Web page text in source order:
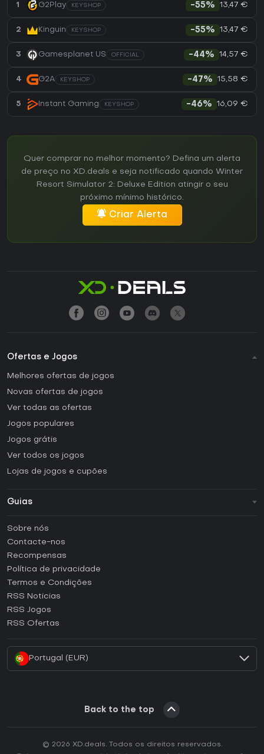
1 G2Play KEYSHOP -55% 13,47 €
2 Kinguin KEYSHOP -55% 13,47 €
3 Gamesplanet US OFFICIAL -44% 14,57 €
4 G2A KEYSHOP -47% 15,58 €
5 Instant Gaming KEYSHOP -46% 16,09 €
Quer comprar no melhor momento? Defina um alerta
de preço no XD.deals e seja notificado quando Winter
Resort Simulator 2: Deluxe Edition atingir o seu
próximo mínimo histórico.
Criar Alerta
Ofertas e Jogos
Melhores ofertas de jogos
Novas ofertas de jogos
Ver todas as ofertas
Jogos populares
Jogos grátis
Ver todos os jogos
Lojas de jogos e cupões
Guias
Como ativar uma CD Key Steam?
Como ativar uma CD Key Epic Games?
Como ativar uma CD Key GOG?
Como ativar uma CD Key Ubisoft Connect?
Como ativar uma CD Key EA App?
Sobre nós
Contacte-nos
Recompensas
Política de privacidade
Termos e Condições
RSS Noticias
RSS Jogos
RSS Ofertas
Portugal (EUR)
Back to the top
© 2026 XD.deals. Todos os direitos reservados.